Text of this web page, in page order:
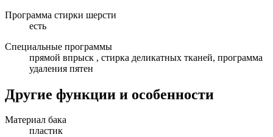
Программа стирки шерсти
есть
Специальные программы
прямой впрыск , стирка деликатных тканей, программа
удаления пятен
Другие функции и особенности
Материал бака
пластик